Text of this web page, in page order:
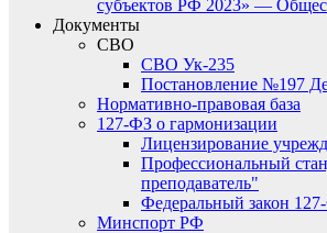
субъектов РФ 2023» —
Документы
СВО
СВО Ук-235
Постановление №197
Нормативно-правовая база
127-ФЗ о гармонизации
Лицензирование
Профессиональный
преподаватель"
Федеральный закон
Минспорт РФ